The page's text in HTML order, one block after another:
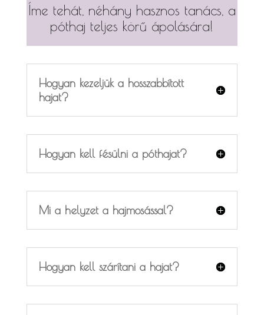
Íme tehát, néhány hasznos tanács, a
póthaj teljes körű ápolására!
Hogyan kezeljük a hosszabbított
hajat?
Hogyan kell fésülni a póthajat?
Mi a helyzet a hajmosással?
Hogyan kell szárítani a hajat?